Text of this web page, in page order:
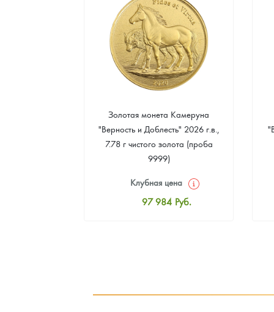
Золотая монета Камеруна
"Верность и Доблесть" 2026 г.в.,
7.78 г чистого золота (проба
9999)
Клубная цена
97 984 Руб.